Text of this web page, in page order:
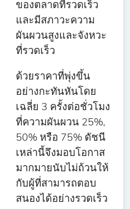
ของตลาดที่รวดเร็ว
และมีสภาวะความ
ผันผวนสูงและจังหวะ
ที่รวดเร็ว
ด้วยราคาที่พุ่งขึ้น
อย่างกะทันหันโดย
เฉลี่ย 3 ครั้งต่อชั่วโมง
ที่ความผันผวน 25%,
50% หรือ 75% ดัชนี
เหล่านี้จึงมอบโอกาส
มากมายนับไม่ถ้วนให้
กับผู้ที่สามารถตอบ
สนองได้อย่างรวดเร็ว